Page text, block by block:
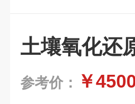
土壤氧化还
参考价： ￥